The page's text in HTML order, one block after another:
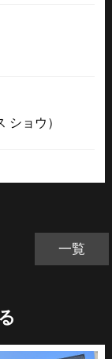
ショウ）
一覧